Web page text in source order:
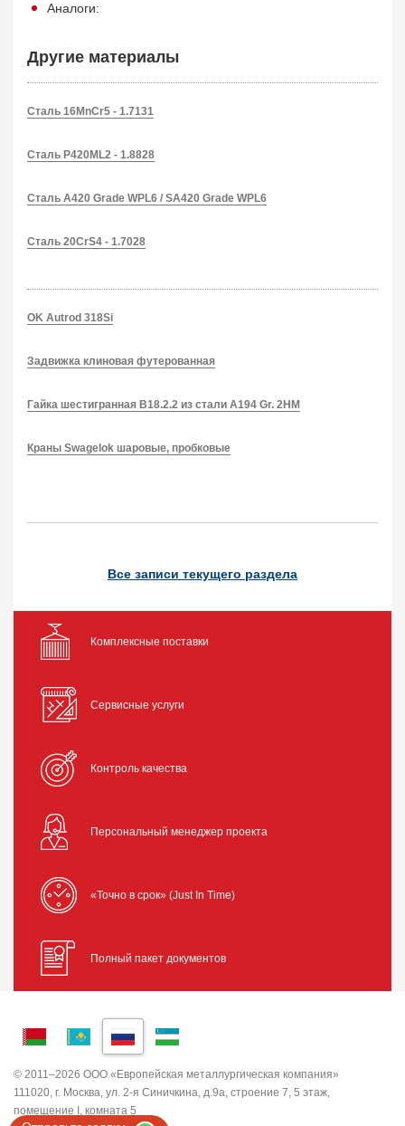
Аналоги:
Другие материалы
Сталь 16MnCr5 - 1.7131
Сталь P420ML2 - 1.8828
Сталь A420 Grade WPL6 / SA420 Grade WPL6
Сталь 20CrS4 - 1.7028
OK Autrod 318Si
Задвижка клиновая футерованная
Гайка шестигранная B18.2.2 из стали A194 Gr. 2HM
Краны Swagelok шаровые, пробковые
Все записи текущего раздела
Комплексные поставки
Сервисные услуги
Контроль качества
Персональный менеджер проекта
«Точно в срок» (Just In Time)
Полный пакет документов
© 2011–2026 ООО «Европейская металлургическая компания»
111020, г. Москва, ул. 2-я Синичкина, д.9а, строение 7, 5 этаж,
помещение I, комната 5